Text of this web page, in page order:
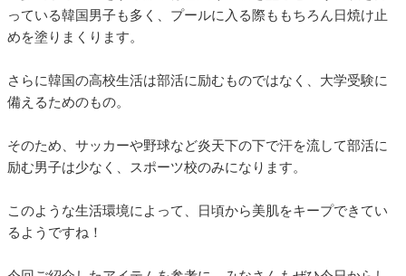
っている韓国男子も多く、プールに入る際ももちろん日焼け止
めを塗りまくります。
さらに韓国の高校生活は部活に励むものではなく、大学受験に
備えるためのもの。
そのため、サッカーや野球など炎天下の下で汗を流して部活に
励む男子は少なく、スポーツ校のみになります。
このような生活環境によって、日頃から美肌をキープできてい
るようですね！